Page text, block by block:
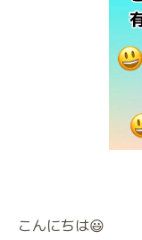
こんにちは😃